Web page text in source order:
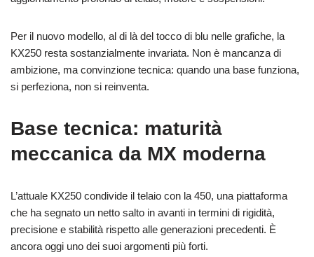
Per il nuovo modello, al di là del tocco di blu nelle grafiche, la
KX250 resta sostanzialmente invariata. Non è mancanza di
ambizione, ma convinzione tecnica: quando una base funziona,
si perfeziona, non si reinventa.
Base tecnica: maturità
meccanica da MX moderna
L’attuale KX250 condivide il telaio con la 450, una piattaforma
che ha segnato un netto salto in avanti in termini di rigidità,
precisione e stabilità rispetto alle generazioni precedenti. È
ancora oggi uno dei suoi argomenti più forti.